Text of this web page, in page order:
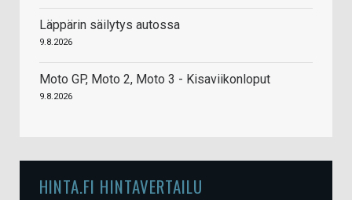
Läppärin säilytys autossa
9.8.2026
Moto GP, Moto 2, Moto 3 - Kisaviikonloput
9.8.2026
HINTA.FI HINTAVERTAILU